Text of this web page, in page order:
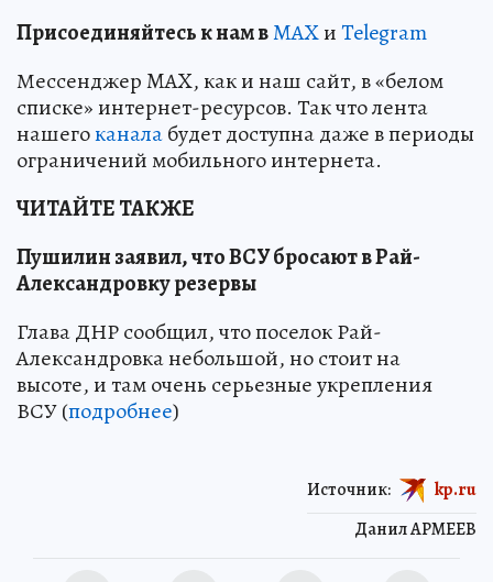
Присоединяйтесь к нам вMAXиTelegram
Мессенджер MAX, как и наш сайт, в «белом
списке» интернет-ресурсов. Так что лента
нашегоканалабудет доступна даже в периоды
ограничений мобильного интернета.
ЧИТАЙТЕ ТАКЖЕ
Пушилин заявил, что ВСУ бросают в Рай-
Александровку резервы
Глава ДНР сообщил, что поселок Рай-
Александровка небольшой, но стоит на
высоте, и там очень серьезные укрепления
ВСУ (подробнее)
Данил АРМЕЕВ
Источник: kp.ru